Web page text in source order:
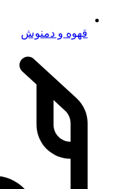
قهوه و دمنوش